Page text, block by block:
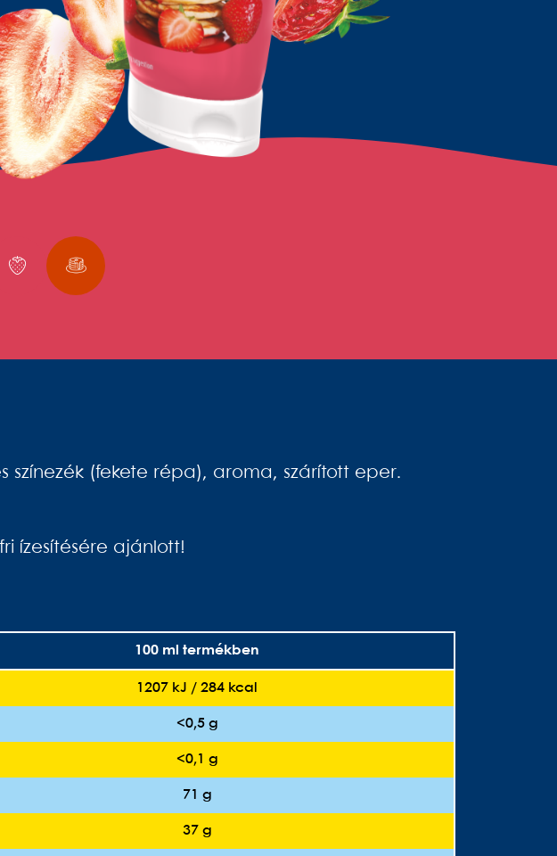
színezék (fekete répa), aroma, szárított eper.
ízesítésére ajánlott!
100 ml termékben
1207 kJ / 284 kcal
<0,5 g
<0,1 g
71 g
37 g